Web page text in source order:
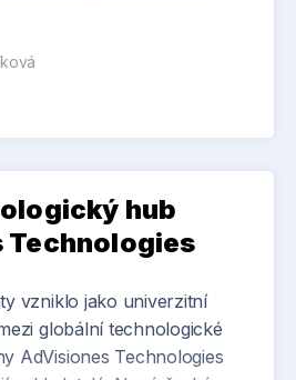
hub
Technologies
vzniklo jako univerzitní
globální technologické
AdVisiones Technologies